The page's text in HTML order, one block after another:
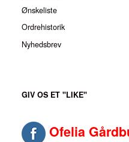
Ønskeliste
Ordrehistorik
Nyhedsbrev
GIV OS ET "LIKE"
Ofelia